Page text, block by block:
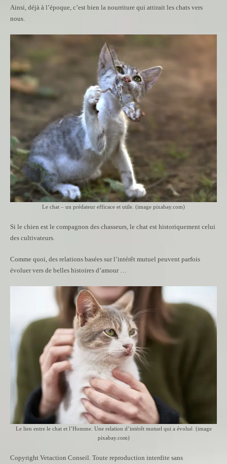
Ainsi, déjà à l’époque, c’est bien la nourriture qui attirait les chats vers
nous.
Le chat – un prédateur efficace et utile. (image pixabay.com)
Si le chien est le compagnon des chasseurs, le chat est historiquement celui
des cultivateurs.
Comme quoi, des relations basées sur l’intérêt mutuel peuvent parfois
évoluer vers de belles histoires d’amour …
Le lien entre le chat et l’Homme. Une relation d’intérêt mutuel qui a évolué. (image
pixabay.com)
Copyright Vetaction Conseil. Toute reproduction interdite sans